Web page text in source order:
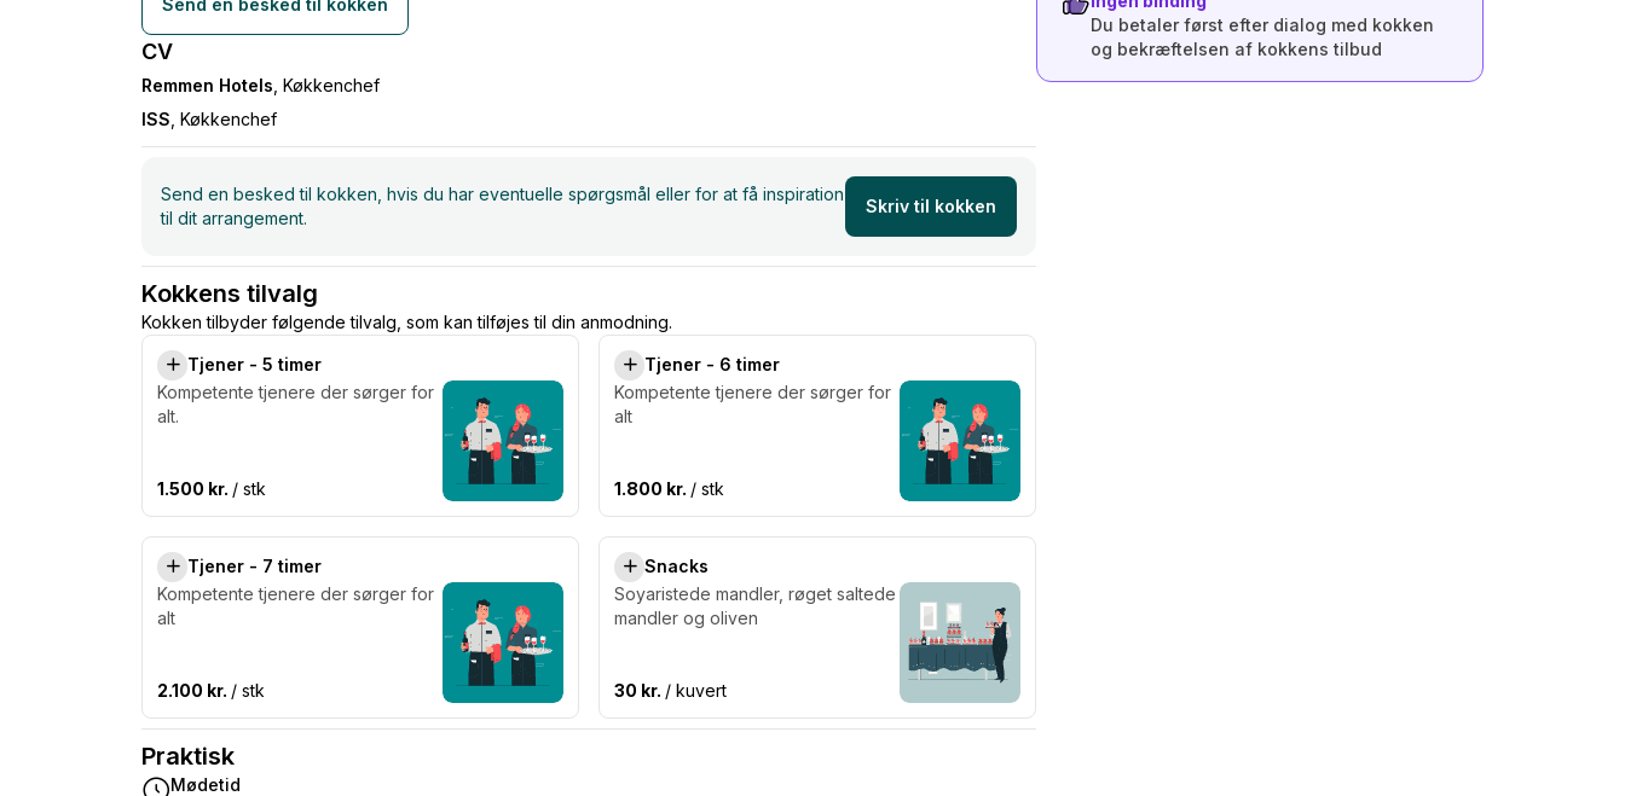
CV
Remmen Hotels , Køkkenchef
ISS , Køkkenchef
Send en besked til kokken, hvis du har eventuelle spørgsmål eller for at få inspiration
til dit arrangement.
Skriv til kokken
Kokkens tilvalg
Kokken tilbyder følgende tilvalg, som kan tilføjes til din anmodning.
Tjener - 5 timer
Kompetente tjenere der sørger for
alt.
1.500 kr. / stk
Tjener - 6 timer
Kompetente tjenere der sørger for
alt
1.800 kr. / stk
Tjener - 7 timer
Kompetente tjenere der sørger for
alt
2.100 kr. / stk
Snacks
Soyaristede mandler, røget saltede
mandler og oliven
30 kr. / kuvert
Praktisk
Mødetid
Du betaler først efter dialog med kokken
og bekræftelsen af kokkens tilbud